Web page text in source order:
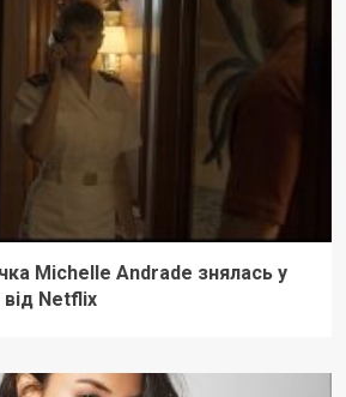
Michelle Andrade знялась у
від Netflix